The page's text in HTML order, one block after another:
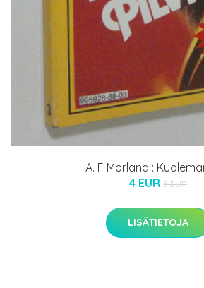
A. F Morland :
4 EUR 5 EUR
LISÄTIETOJA